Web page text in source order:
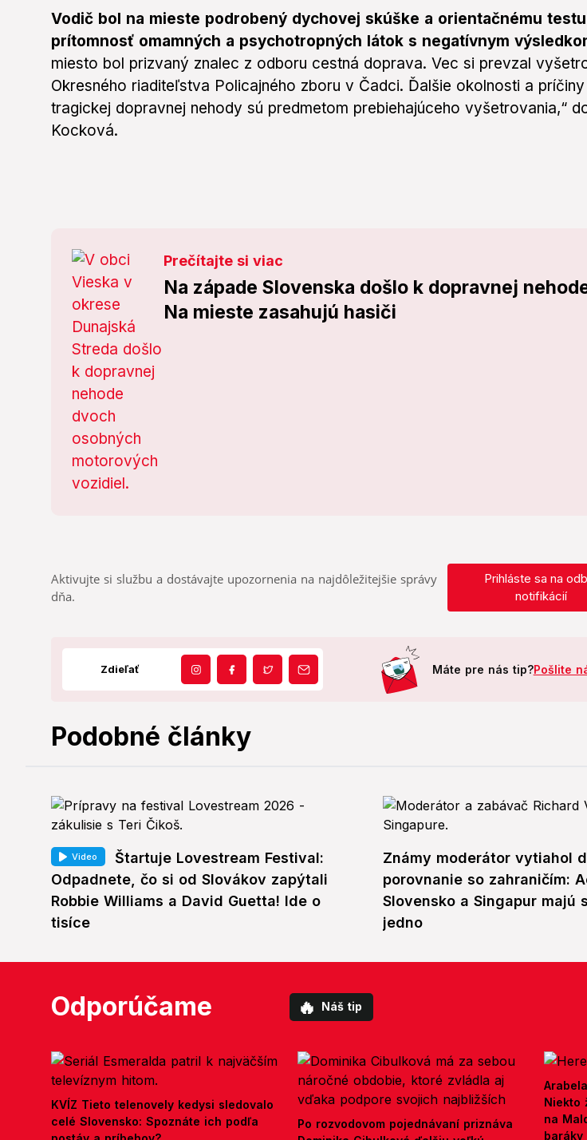
Vodič bol na mieste podrobený dychovej skúške a orientačnému
prítomnosť omamných a psychotropných látok s negatívnym
miesto bol prizvaný znalec z odboru cestná doprava. Vec si prevzal
Okresného riaditeľstva Policajného zboru v Čadci. Ďalšie okolnosti a príčiny
tragickej dopravnej nehody sú predmetom prebiehajúceho vyšetrovania,“
Kocková.
Prečítajte si viac
Na západe Slovenska došlo k dopravnej
Na mieste zasahujú hasiči
Aktivujte si službu a dostávajte upozornenia na najdôležitejšie správy
dňa.
Prihláste sa na
notifikácií
Zdieľať Máte pre nás tip?Pošlite
Podobné články
Video
Štartuje Lovestream Festival:
Odpadnete, čo si od Slovákov zapýtali
Robbie Williams a David Guetta! Ide o
tisíce
Známy moderátor vytiahol
porovnanie so zahraničím:
Slovensko a Singapur majú
jedno
Odporúčame 🔥 Náš tip
KVÍZ Tieto telenovely kedysi sledovalo
celé Slovensko: Spoznáte ich podľa
Po rozvodovom pojednávaní priznáva
Niekto
na
baráky